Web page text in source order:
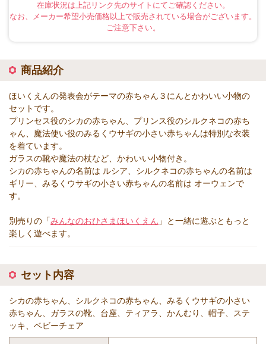
在庫状況は上記リンク先のサイトにてご確認ください。
なお、メーカー希望小売価格以上で販売されている場合がございます。
ご注意下さい。
商品紹介
ほいくえんの発表会がテーマの赤ちゃん３にんとかわいい小物の
セットです。
プリンセス役のシカの赤ちゃん、プリンス役のシルクネコの赤ち
ゃん、魔法使い役のみるくウサギの小さい赤ちゃんは特別な衣装
を着ています。
ガラスの靴や魔法の杖など、かわいい小物付き。
シカの赤ちゃんの名前は ルシア、シルクネコの赤ちゃんの名前は
ギリー、みるくウサギの小さい赤ちゃんの名前は オーウェンで
す。
別売りの「みんなのおひさまほいくえん 」と一緒に遊ぶともっと
楽しく遊べます。
セット内容
シカの赤ちゃん、シルクネコの赤ちゃん、みるくウサギの小さい
赤ちゃん、ガラスの靴、台座、ティアラ、かんむり、帽子、ステ
ッキ、ベビーチェア